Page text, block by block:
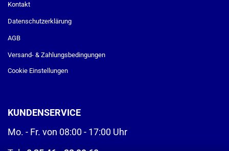
Kontakt
Datenschutzerklärung
AGB
Versand- & Zahlungsbedingungen
Cookie Einstellungen
KUNDENSERVICE
Mo. - Fr. von 08:00 - 17:00 Uhr